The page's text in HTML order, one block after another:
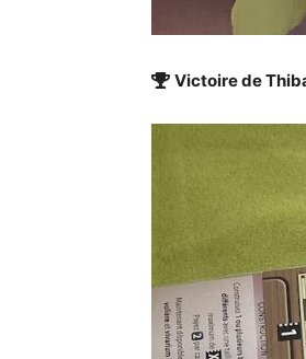
Victoire de